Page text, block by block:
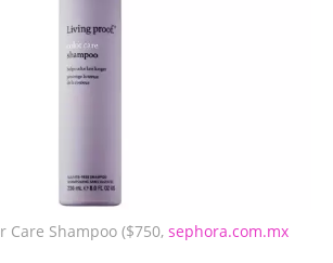
Care Shampoo ($750, sephora.com.mx